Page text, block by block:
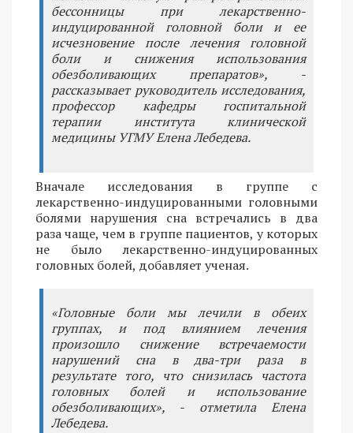
бессонницы при лекарственно-
индуцированной головной боли и ее
исчезновение после лечения головной
боли и снижения использования
обезболивающих препаратов», -
рассказывает руководитель исследования,
профессор кафедры госпитальной
терапии института клинической
медицины УГМУ Елена Лебедева.
Вначале исследования в группе с
лекарственно-индуцированными головными
болями нарушения сна встречались в два
раза чаще, чем в группе пациентов, у которых
не было лекарственно-индуцированных
головных болей, добавляет ученая.
«Головные боли мы лечили в обеих
группах, и под влиянием лечения
произошло снижение встречаемости
нарушений сна в два-три раза в
результате того, что снизилась частота
головных болей и использование
обезболивающих», - отметила Елена
Лебедева.